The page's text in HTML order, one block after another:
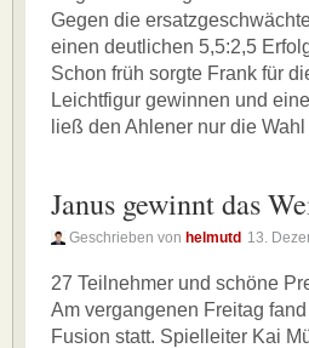
Gegen die
einen deutlichen 5,5:2,5
Schon früh sorgte Frank für
Leichtfigur gewinnen und
ließ den Ahlener nur die
Janus gewinnt das
Geschrieben von helmutd 13.
27 Teilnehmer und schöne
Am vergangenen Freitag
Fusion statt. Spielleiter Kai